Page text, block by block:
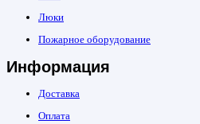
Люки
Пожарное оборудование
Информация
Доставка
Оплата